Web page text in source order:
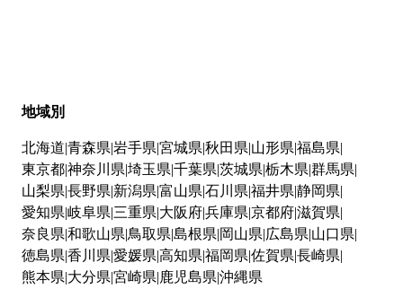
地域別
北海道 青森県 岩手県 宮城県 秋田県 山形県 福島県
東京都神奈川県 埼玉県 千葉県 茨城県 栃木県 群馬県
山梨県 長野県 新潟県 富山県 石川県 福井県 静岡県
愛知県 岐阜県 三重県 大阪府兵庫県 京都府滋賀県
奈良県 和歌山県 鳥取県 島根県 岡山県 広島県 山口県
徳島県 香川県 愛媛県 高知県 福岡県 佐賀県 長崎県
熊本県 大分県 宮崎県 鹿児島県 沖縄県